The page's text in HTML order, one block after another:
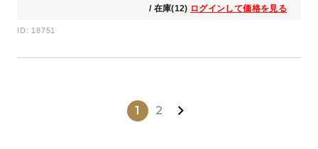
/ 在庫(12) ログインして価格を見る
ID: 18751
1 2